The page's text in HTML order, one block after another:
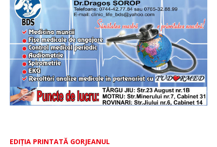
EDIȚIA PRINTATĂ GORJEANUL